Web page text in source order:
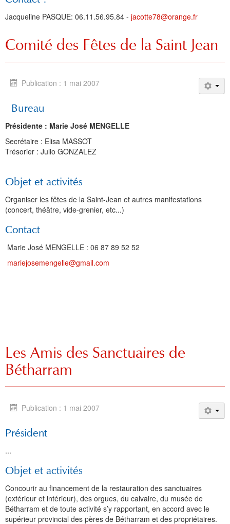
Jacqueline PASQUE: 06.11.56.95.84 - jacotte78@orange.fr
Comité des Fêtes de la Saint Jean
Publication : 1 mai 2007
Bureau
Présidente : Marie José MENGELLE
Secrétaire : Elisa MASSOT
Trésorier : Julio GONZALEZ
Objet et activités
Organiser les fêtes de la Saint-Jean et autres manifestations
(concert, théâtre, vide-grenier, etc...)
Contact
Marie José MENGELLE : 06 87 89 52 52
mariejosemengelle@gmail.com
Les Amis des Sanctuaires de
Bétharram
Publication : 1 mai 2007
Président
...
Objet et activités
Concourir au financement de la restauration des sanctuaires
(extérieur et intérieur), des orgues, du calvaire, du musée de
Bétharram et de toute activité s’y rapportant, en accord avec le
supérieur provincial des pères de Bétharram et des propriétaires.